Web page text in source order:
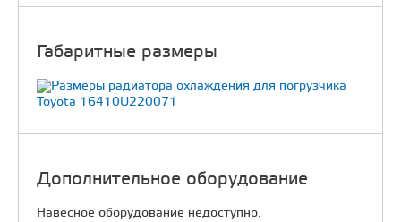
Габаритные размеры
Дополнительное оборудование
Навесное оборудование недоступно.